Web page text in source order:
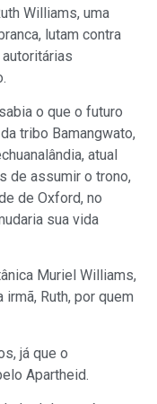
Williams, uma
lutam contra
o que o futuro
tribo Bamangwato,
atual
de assumir o trono,
de Oxford, no
sua vida
Muriel Williams,
Ruth, por quem
já que o
Apartheid.